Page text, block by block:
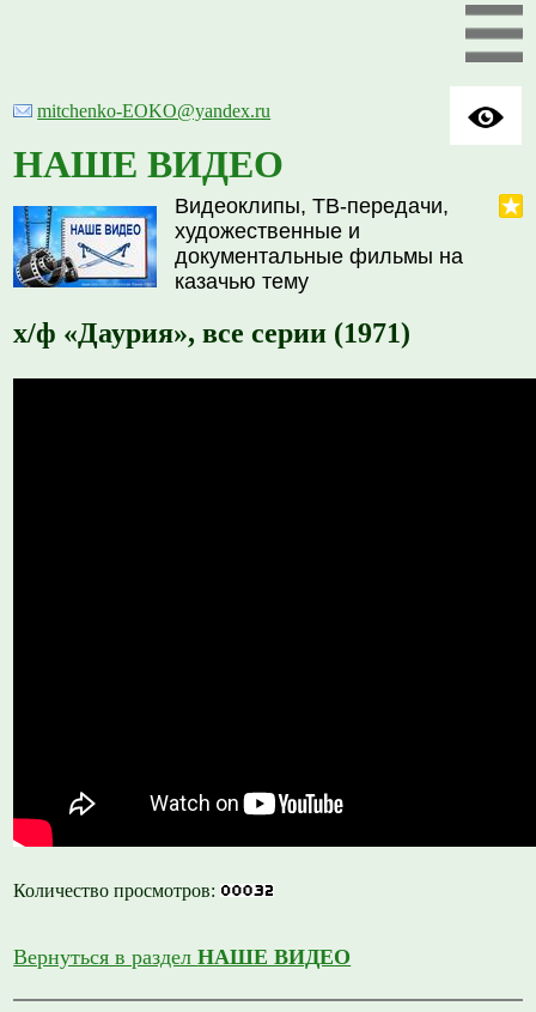
mitchenko-EOKO@yandex.ru
НАШЕ ВИДЕО
Видеоклипы, ТВ-передачи,
художественные и
документальные фильмы на
казачью тему
х/ф «Даурия», все серии (1971)
Количество просмотров:
Вернуться в разделНАШЕ ВИДЕО